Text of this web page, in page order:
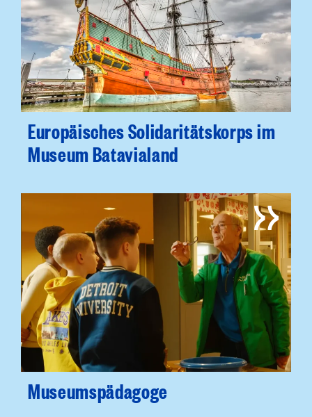
Europäisches Solidaritätskorps im
Museum Batavialand
Museumspädagoge